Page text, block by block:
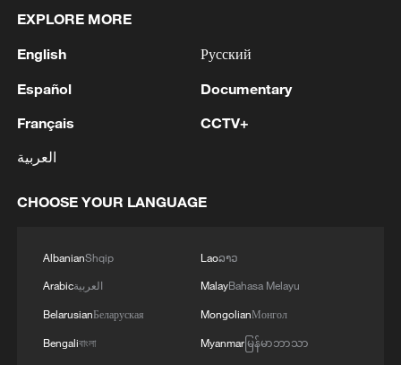
EXPLORE MORE
English
Español
Français
العربية
Русский
Documentary
CCTV+
CHOOSE YOUR LANGUAGE
AlbanianShqip
Arabicالعربية
BelarusianБеларуская
Bengaliবাংলা
Laoລາວ
MalayBahasa Melayu
MongolianМонгол
Myanmarမြန်မာဘာသာ